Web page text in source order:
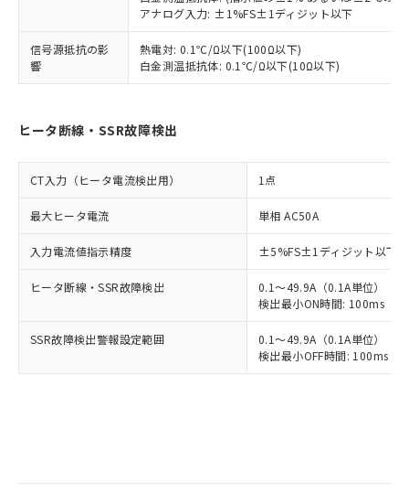
アナログ入力: ±1%FS±1ディジット以下
信号源抵抗の影
響
熱電対: 0.1℃/Ω以下(100Ω以下)
白金測温抵抗体: 0.1℃/Ω以下(10Ω以下)
ヒータ断線・SSR故障検出
CT入力（ヒータ電流検出用） 1点
最大ヒータ電流 単相 AC50A
入力電流値指示精度 ±5%FS±1ディジット以下
ヒータ断線・SSR故障検出
0.1～49.9A（0.1A単位）
検出最小ON時間: 100ms（
SSR故障検出警報設定範囲
0.1～49.9A（0.1A単位）
検出最小OFF時間: 100ms（